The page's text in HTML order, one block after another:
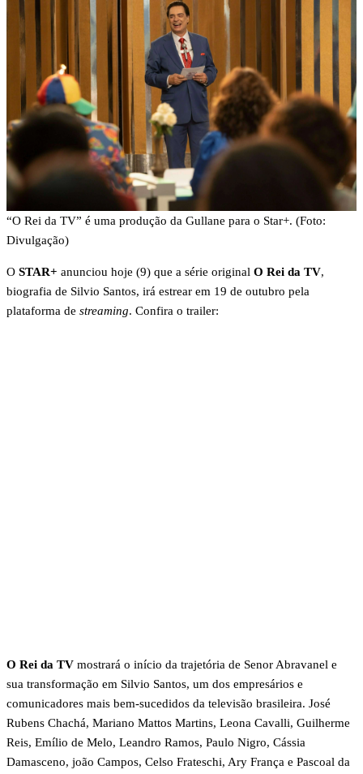
“O Rei da TV” é uma produção da Gullane para o Star+. (Foto:
Divulgação)
O STAR+ anunciou hoje (9) que a série original O Rei da TV,
biografia de Silvio Santos, irá estrear em 19 de outubro pela
plataforma de streaming. Confira o trailer:
O Rei da TV mostrará o início da trajetória de Senor Abravanel e
sua transformação em Silvio Santos, um dos empresários e
comunicadores mais bem-sucedidos da televisão brasileira. José
Rubens Chachá, Mariano Mattos Martins, Leona Cavalli, Guilherme
Reis, Emílio de Melo, Leandro Ramos, Paulo Nigro, Cássia
Damasceno, joão Campos, Celso Frateschi, Ary França e Pascoal da